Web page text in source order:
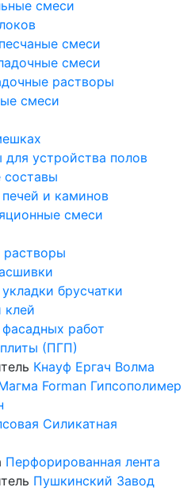
смеси
смеси
смеси
растворы
смеси
устройства полов
составы
и каминов
смеси
растворы
брусчатки
клей
работ
(ПГП)
Кнауф Ергач Волма
Forman Гипсополимер
Силикатная
Перфорированная лента
Пушкинский Завод